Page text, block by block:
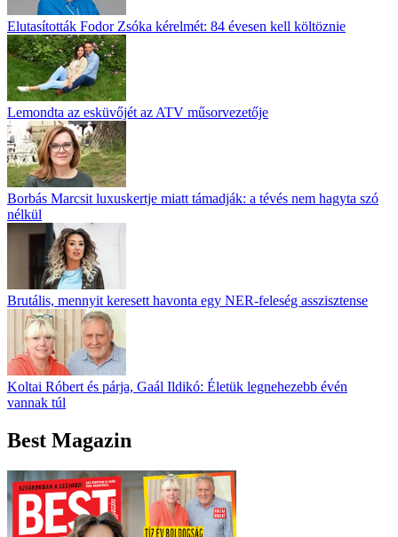
Elutasították Fodor Zsóka kérelmét: 84 évesen kell költöznie
Lemondta az esküvőjét az ATV műsorvezetője
Borbás Marcsit luxuskertje miatt támadják: a tévés nem hagyta szó
nélkül
Brutális, mennyit keresett havonta egy NER-feleség asszisztense
Koltai Róbert és párja, Gaál Ildikó: Életük legnehezebb évén
vannak túl
Best Magazin